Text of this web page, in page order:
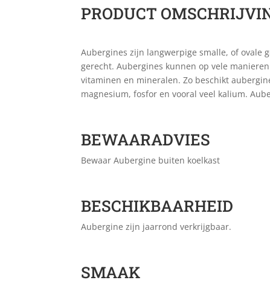
PRODUCT
Aubergines zijn langwerpige smalle, of ovale
gerecht. Aubergines kunnen op vele
vitaminen en mineralen. Zo beschikt
magnesium, fosfor en vooral veel kalium.
BEWAARADVIES
Bewaar Aubergine buiten koelkast
BESCHIKBAARHEID
Aubergine zijn jaarrond verkrijgbaar.
SMAAK